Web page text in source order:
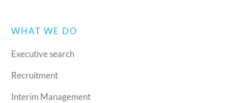
WHAT WE DO
Executive search
Recruitment
Interim Management